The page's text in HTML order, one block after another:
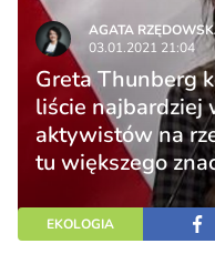
AGATA
03.01.2021 21:04
Greta Thunberg
liście najbardziej
aktywistów na
tu większego
EKOLOGIA